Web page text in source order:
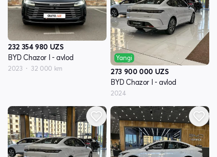
232 354 980 UZS
BYD Chazor I - avlod
2023 32 000 km
Yangi
273 900 000 UZS
BYD Chazor I - avlod
2024